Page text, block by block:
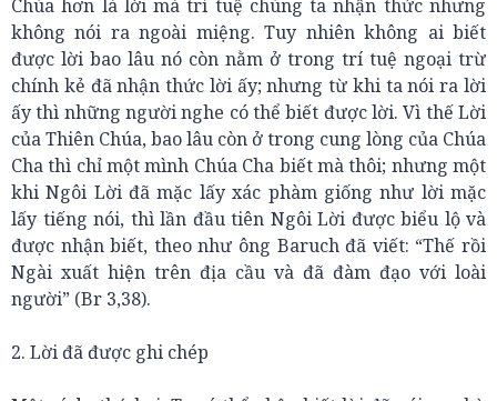
Chúa hơn là lời mà trí tuệ chúng ta nhận thức nhưng
không nói ra ngoài miệng. Tuy nhiên không ai biết
được lời bao lâu nó còn nằm ở trong trí tuệ ngoại trừ
chính kẻ đã nhận thức lời ấy; nhưng từ khi ta nói ra lời
ấy thì những người nghe có thể biết được lời. Vì thế Lời
của Thiên Chúa, bao lâu còn ở trong cung lòng của Chúa
Cha thì chỉ một mình Chúa Cha biết mà thôi; nhưng một
khi Ngôi Lời đã mặc lấy xác phàm giống như lời mặc
lấy tiếng nói, thì lần đầu tiên Ngôi Lời được biểu lộ và
được nhận biết, theo như ông Baruch đã viết: “Thế rồi
Ngài xuất hiện trên địa cầu và đã đàm đạo với loài
người” (Br 3,38).
2. Lời đã được ghi chép